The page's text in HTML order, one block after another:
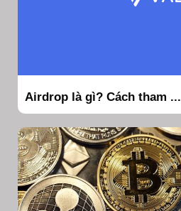
Airdrop là gì? Cách tham ...